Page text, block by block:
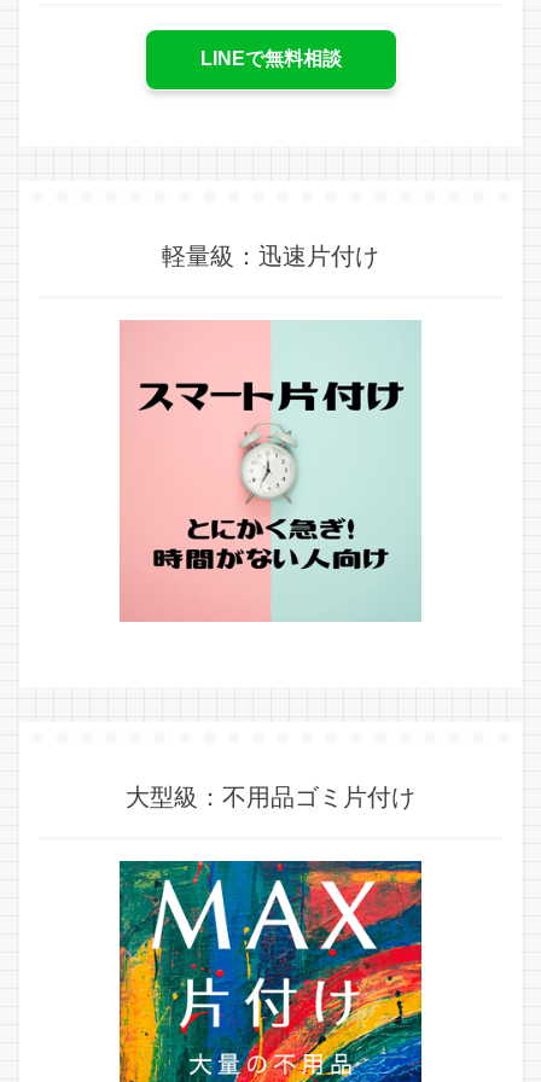
LINEで無料相談
軽量級：迅速片付け
大型級：不用品ゴミ片付け